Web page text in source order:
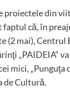
proiectele din
că, în
(2 mai), Centrul
„PAIDEIA“
mici, „Punguţa
de Cultură.